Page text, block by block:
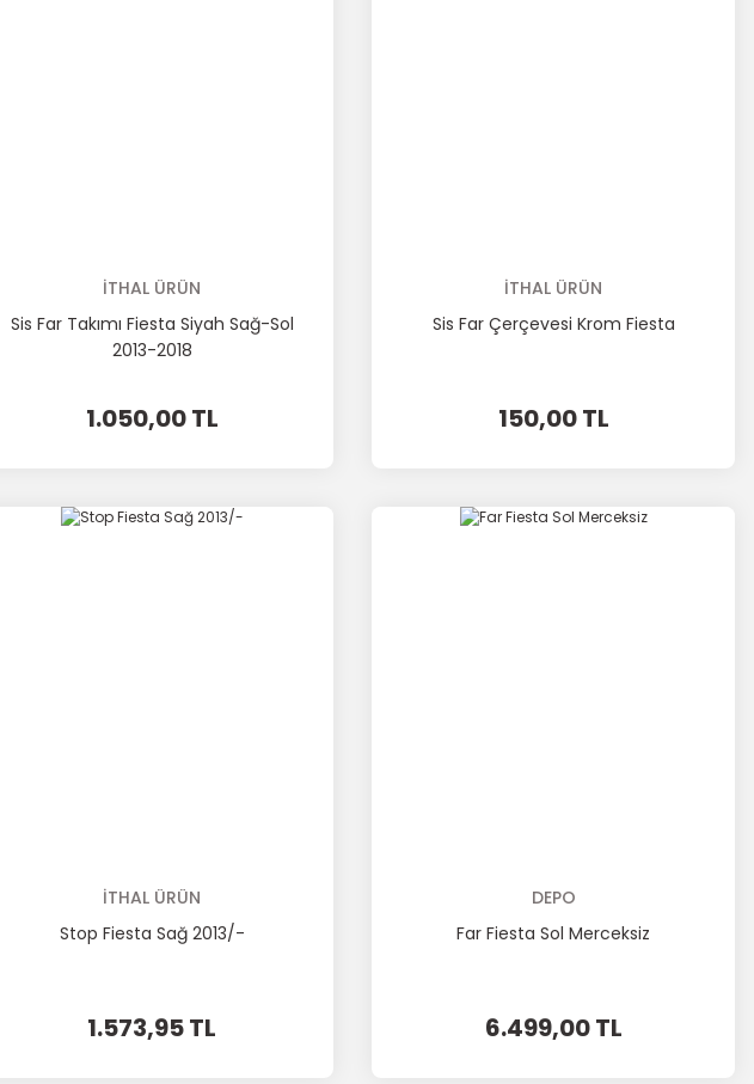
İTHAL ÜRÜN
Sis Far Takımı Fiesta Siyah Sağ-Sol
2013-2018
1.050,00 TL
İTHAL ÜRÜN
Sis Far Çerçevesi Krom Fiesta
150,00 TL
İTHAL ÜRÜN
Stop Fiesta Sağ 2013/-
1.573,95 TL
DEPO
Far Fiesta Sol Merceksiz
6.499,00 TL